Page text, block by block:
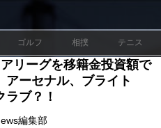
ゴルフ 相撲 テニス
リーグを移籍金投資額で
ーセナル、ブライト
ブ？！
編集部